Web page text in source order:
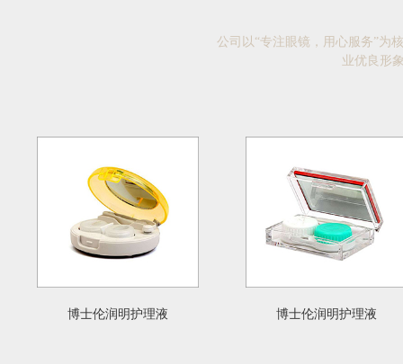
博士伦润明护理液 博士伦润明护理液
公司以“专注眼镜，用心服务”为
业优良形